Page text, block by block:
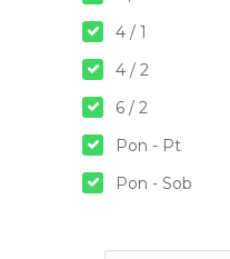
4 / 1
4 / 2
6 / 2
Pon - Pt
Pon - Sob